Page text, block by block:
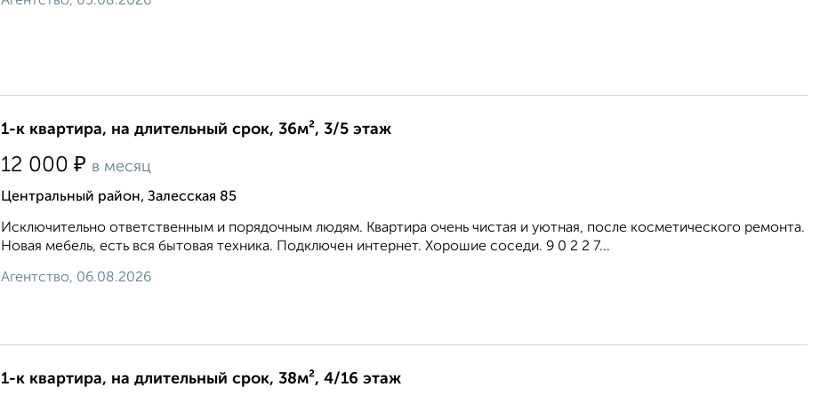
1-к квартира, на длительный срок, 36м², 3/5 этаж
12 000 ₽ в месяц
Центральный район, Залесская 85
Исключительно ответственным и порядочным людям. Квартира очень чистая и уютная, после косметического ремонта.
Новая мебель, есть вся бытовая техника. Подключен интернет. Хорошие соседи. 9 0 2 2 7...
Агентство, 06.08.2026
1-к квартира, на длительный срок, 38м², 4/16 этаж